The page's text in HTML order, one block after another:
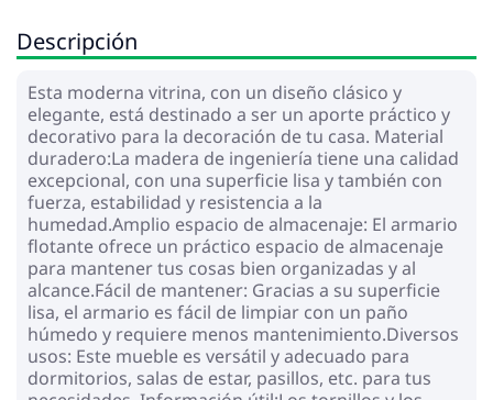
Descripción
Esta moderna vitrina, con un diseño clásico y
elegante, está destinado a ser un aporte práctico y
decorativo para la decoración de tu casa. Material
duradero:La madera de ingeniería tiene una calidad
excepcional, con una superficie lisa y también con
fuerza, estabilidad y resistencia a la
humedad.Amplio espacio de almacenaje: El armario
flotante ofrece un práctico espacio de almacenaje
para mantener tus cosas bien organizadas y al
alcance.Fácil de mantener: Gracias a su superficie
lisa, el armario es fácil de limpiar con un paño
húmedo y requiere menos mantenimiento.Diversos
usos: Este mueble es versátil y adecuado para
dormitorios, salas de estar, pasillos, etc. para tus